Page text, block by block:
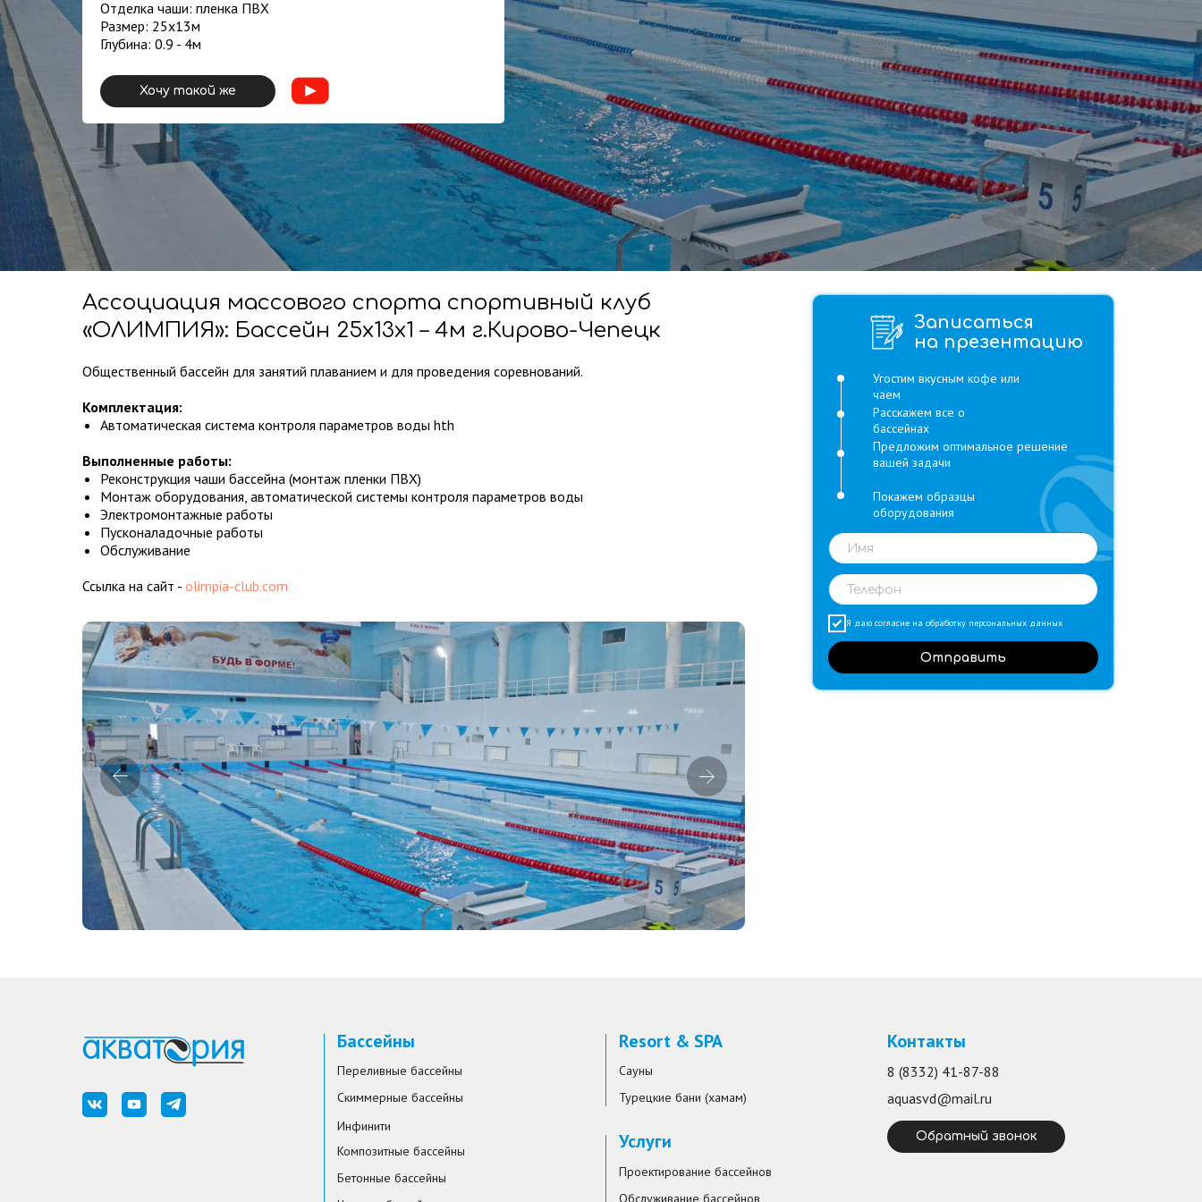
Отделка чаши: пленка ПВХ
Размер: 25х13м
Глубина: 0.9 - 4м
Хочу такой же
Ассоциация массового спорта спортивный клуб
«ОЛИМПИЯ»: Бассейн 25х13х1 – 4м г.Кирово-Чепецк
Записаться
на презентацию
Угостим вкусным кофе или
чаем
Расскажем все о
бассейнах
Предложим оптимальное решение
вашей задачи
Покажем образцы
оборудования
Я даю согласие на обработку персональных данных
Отправить
Общественный бассейн для занятий плаванием и для проведения соревнований.
Комплектация:
Автоматическая система контроля параметров воды hth
Выполненные работы:
Реконструкция чаши бассейна (монтаж пленки ПВХ)
Монтаж оборудования, автоматической системы контроля параметров воды
Электромонтажные работы
Пусконаладочные работы
Обслуживание
Ссылка на сайт - olimpia-club.com
Ассоциация массового спорта спортивный клуб
«ОЛИМПИЯ»: Бассейн 25х13х1 – 4м
г.Кирово-Чепецк
Бассейны
Переливные бассейны
Скиммерные бассейны
Инфинити
Композитные бассейны
Бетонные бассейны
Resort & SPA
Сауны
Турецкие бани (хамам)
Услуги
Проектирование бассейнов
Обслуживание бассейнов
Контакты
8 (8332) 41-87-88
aquasvd@mail.ru
Обратный звонок